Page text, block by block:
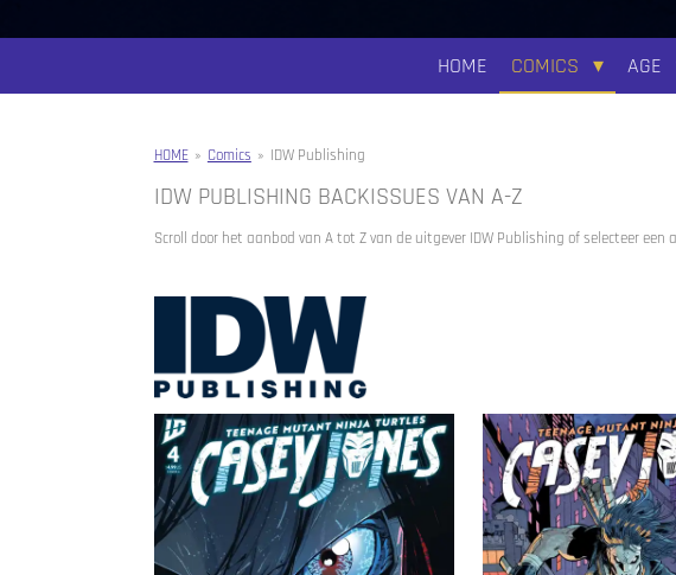
HOME COMICS AGE
HOME » Comics » IDW Publishing
IDW PUBLISHING BACKISSUES VAN A-Z
Scroll door het aanbod van A tot Z van de uitgever IDW Publishing of selecteer